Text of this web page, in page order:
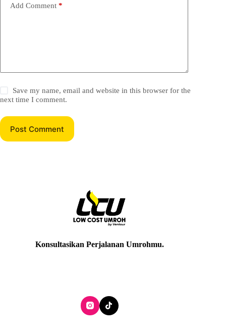
Add Comment *
Save my name, email and website in this browser for the
next time I comment.
Post Comment
Konsultasikan Perjalanan Umrohmu.